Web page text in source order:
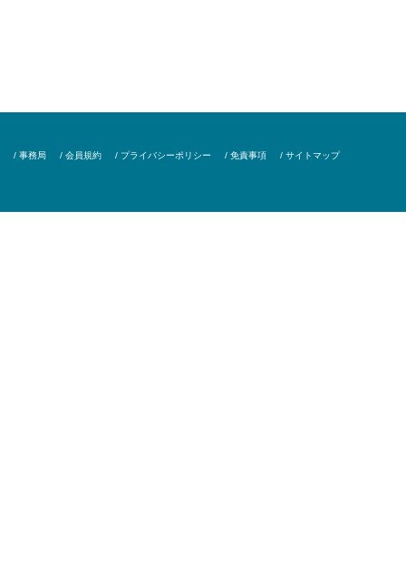
/ 事務局 / 会員規約 / プライバシーポリシー / 免責事項 / サイトマップ